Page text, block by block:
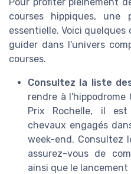
courses hippiques, une
essentielle. Voici
guider dans l'univers
courses.
Consultez la liste
rendre à
Prix Rochelle, il
chevaux engagés
week-end. Consultez
assurez-vous de
ainsi que le